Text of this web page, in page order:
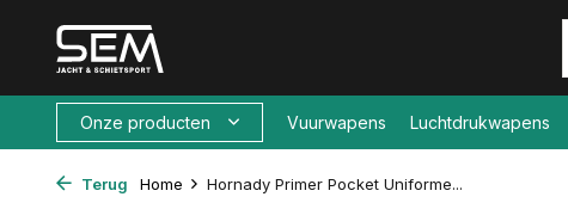
Onze producten Vuurwapens Luchtdrukwapens
Terug Home Hornady Primer Pocket Uniforme...